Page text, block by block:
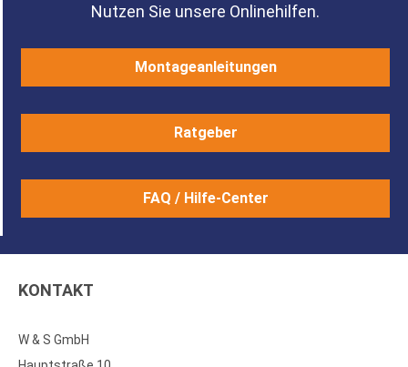
Nutzen Sie unsere Onlinehilfen.
Montageanleitungen
Ratgeber
FAQ / Hilfe-Center
KONTAKT
W & S GmbH